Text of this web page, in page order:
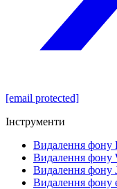
[email protected]
Інструменти
Видалення фону
Видалення фону
Видалення фону
Видалення фону